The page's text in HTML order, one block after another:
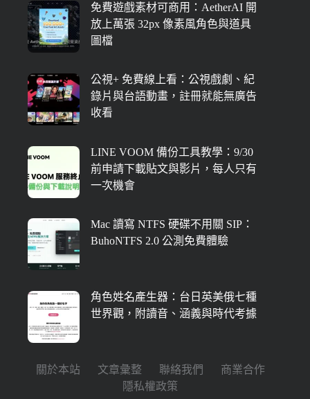
免費遊戲素材可商用：AetherAI 開
放上萬張 32px 像素風角色與道具
圖檔
公視+ 免費線上看：公視戲劇、紀
錄片與台語動畫，註冊就能無廣告
收看
LINE VOOM 備份工具教學：9/30
前申請下載貼文與影片，每人只有
一次機會
Mac 讀寫 NTFS 硬碟不用關 SIP：
BuhoNTFS 2.0 公測免費體驗
角色姓名產生器：台日英美俄七種
世界觀，附讀音、涵義與時代考據
關於本站 文章彙整 聯絡我們
商業合作
隱私權政策